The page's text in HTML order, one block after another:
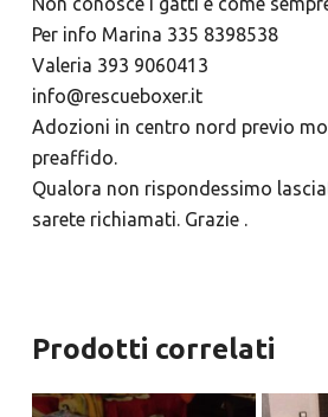
Per info Marina 335 8398538
Valeria 393 9060413
info@rescueboxer.it
Adozioni in centro nord previo
preaffido.
Qualora non rispondessimo
sarete richiamati. Grazie .
Prodotti correlati